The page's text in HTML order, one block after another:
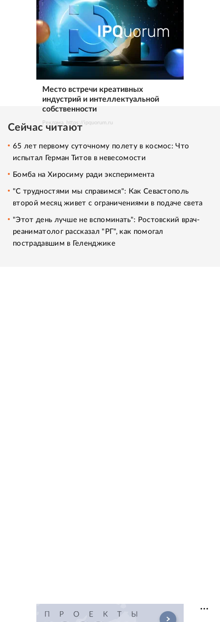
Место встречи креативных
индустрий и интеллектуальной
собственности
Реклама. https://ipquorum.ru
Сейчас читают
65 лет первому суточному полету в космос: Что
испытал Герман Титов в невесомости
Бомба на Хиросиму ради эксперимента
"С трудностями мы справимся": Как Севастополь
второй месяц живет с ограничениями в подаче света
"Этот день лучше не вспоминать": Ростовский врач-
реаниматолог рассказал "РГ", как помогал
пострадавшим в Геленджике